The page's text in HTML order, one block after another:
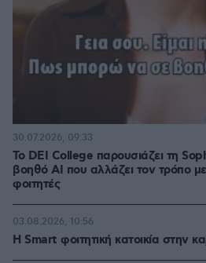
Το DEI College παρουσιάζει τη
βοηθό AI που αλλάζει τον τρόπο
φοιτητές
30.07.2026, 09:33
Η Smart φοιτητική κατοικία στην
03.08.2026, 10:56